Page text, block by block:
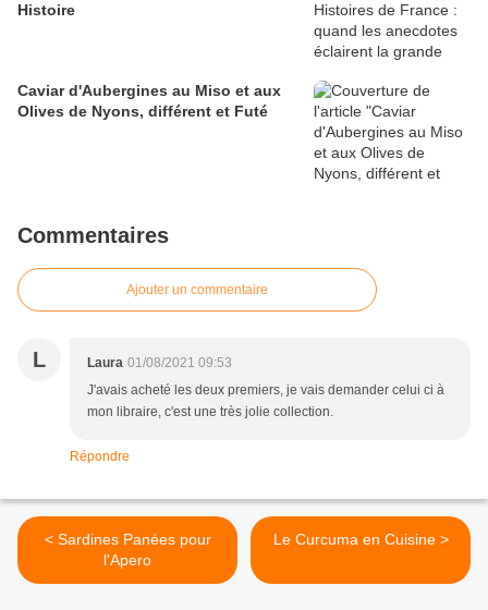
Histoire
Caviar d'Aubergines au Miso et aux
Olives de Nyons, différent et Futé
Commentaires
Ajouter un commentaire
L Laura 01/08/2021 09:53
J'avais acheté les deux premiers, je vais demander celui ci à
mon libraire, c'est une très jolie collection.
Répondre
< Sardines Panées pour
l'Apero
Le Curcuma en Cuisine >